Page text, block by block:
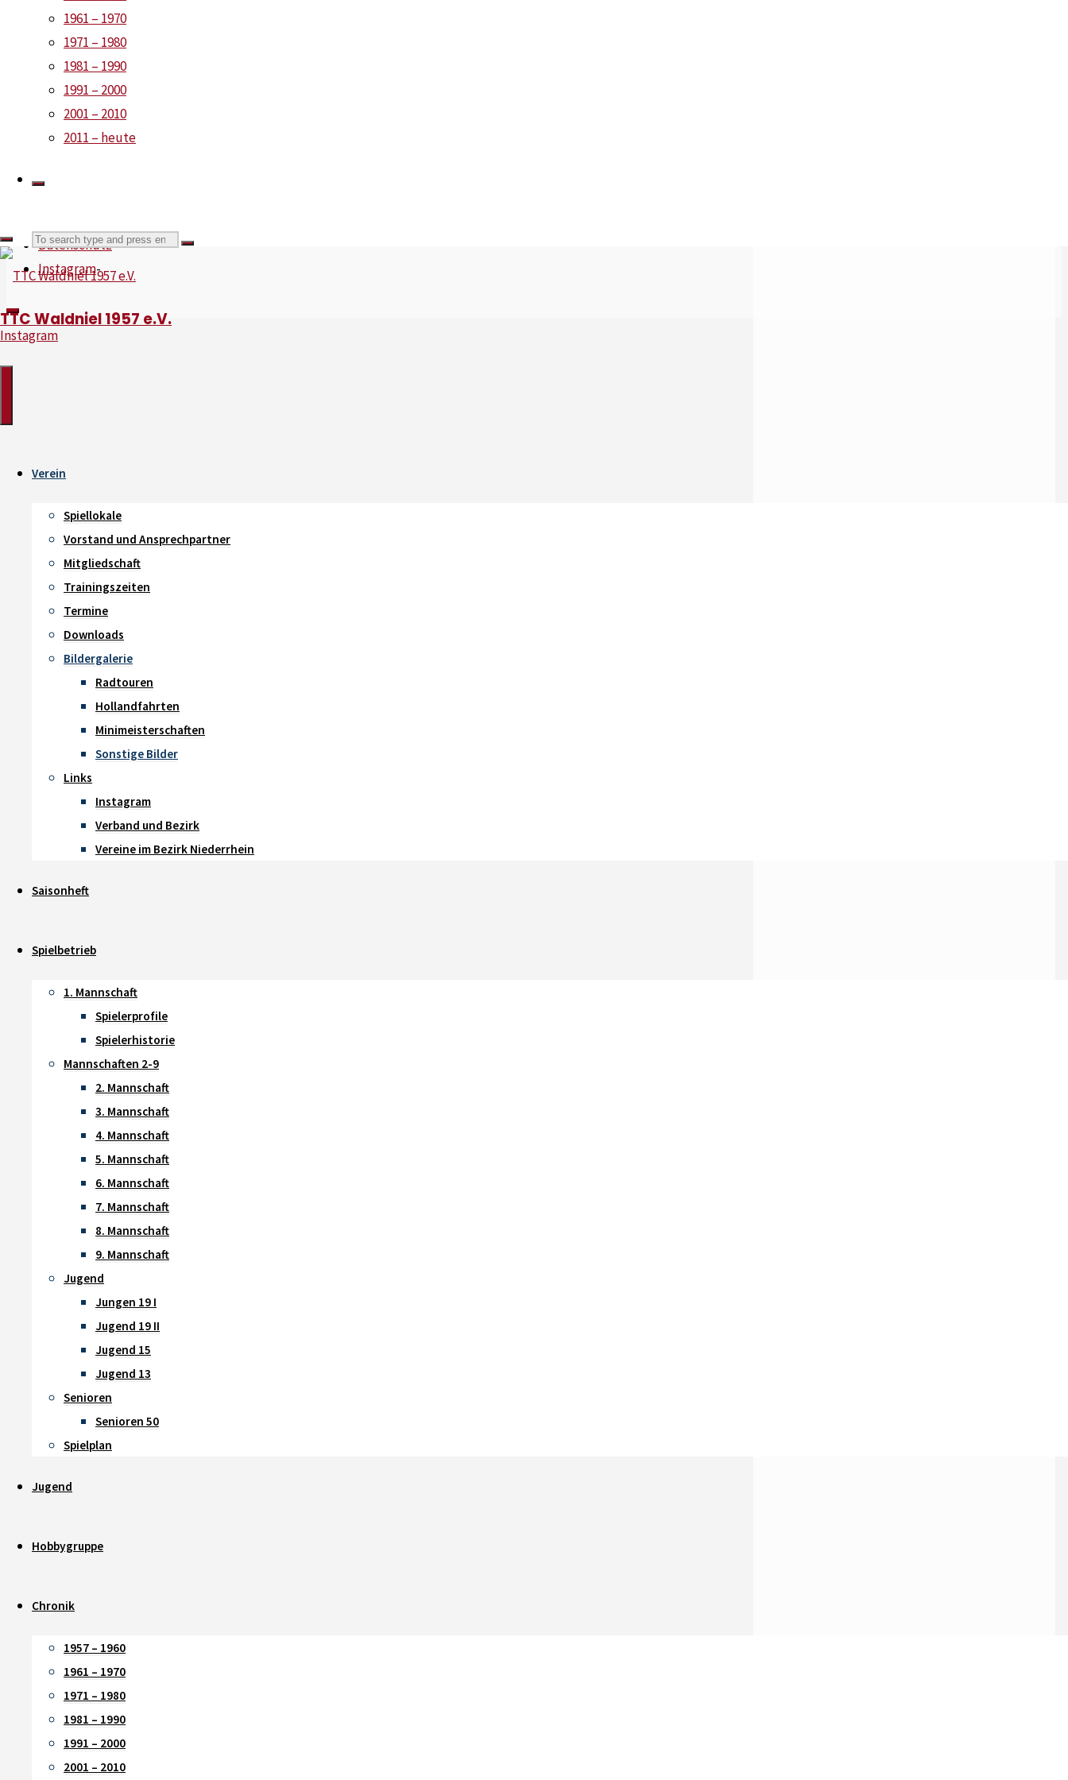
1961 – 1970
1971 – 1980
1981 – 1990
1991 – 2000
2001 – 2010
2011 – heute
Search
Search
TTC Waldniel 1957 e.V.
Instagram
Verein
Spiellokale
Vorstand und Ansprechpartner
Mitgliedschaft
Trainingszeiten
Termine
Downloads
Bildergalerie
Radtouren
Hollandfahrten
Minimeisterschaften
Sonstige Bilder
Links
Instagram
Verband und Bezirk
Vereine im Bezirk Niederrhein
Saisonheft
Spielbetrieb
1. Mannschaft
Spielerprofile
Spielerhistorie
Mannschaften 2-9
2. Mannschaft
3. Mannschaft
4. Mannschaft
5. Mannschaft
6. Mannschaft
7. Mannschaft
8. Mannschaft
9. Mannschaft
Jugend
Jungen 19 I
Jugend 19 II
Jugend 15
Jugend 13
Senioren
Senioren 50
Spielplan
Jugend
Hobbygruppe
Chronik
1957 – 1960
1961 – 1970
1971 – 1980
1981 – 1990
1991 – 2000
2001 – 2010
Neue Beiträge
Saisonheft 2026 ist online
Saisoneröffnungsradtour 2026
Zweit- und Drittligisten setzen ein Zeichen
Neuzugänge und Rückkehrer
Datenschutz-
Instagram-